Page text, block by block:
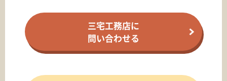
三宅工務店に
問い合わせる